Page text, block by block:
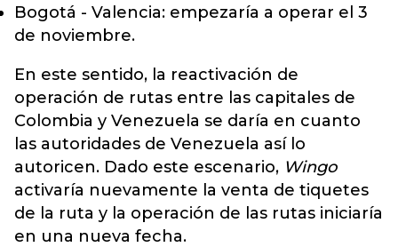
Bogotá - Valencia: empezaría a operar el 3
de noviembre.
En este sentido, la reactivación de
operación de rutas entre las capitales de
Colombia y Venezuela se daría en cuanto
las autoridades de Venezuela así lo
autoricen. Dado este escenario, Wingo
activaría nuevamente la venta de tiquetes
de la ruta y la operación de las rutas iniciaría
en una nueva fecha.